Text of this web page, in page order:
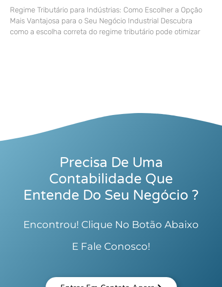
Regime Tributário para Indústrias: Como Escolher a Opção
Mais Vantajosa para o Seu Negócio Industrial Descubra
como a escolha correta do regime tributário pode otimizar
Precisa De Uma
Contabilidade Que
Entende Do Seu Negócio ?
Encontrou! Clique No Botão Abaixo
E Fale Conosco!